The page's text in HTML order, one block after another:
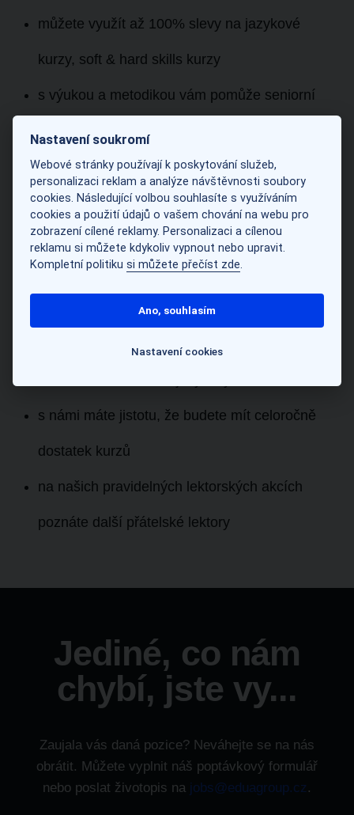
můžete využít až 100% slevy na jazykové
kurzy, soft & hard skills kurzy
s výukou a metodikou vám pomůže seniorní
kolega jako váš mentor
budete se vzdělávat a rozvíjet své lektorské
dovednosti – čekají vásúvodní tréninky
apravidelné workshopyběhem roku
k dispozici máteknihovnu (fyzicky i digitálně)
s více než 3 000 učebnicemi a materiály
v zádech budete mít největší vzdělávačku
s námi máte jistotu, že budete mít celoročně
dostatek kurzů
na našich pravidelných lektorských akcích
poznáte další přátelské lektory
Jediné, co nám
chybí, jste vy...
Zaujala vás daná pozice? Neváhejte se na nás
obrátit. Můžete vyplnit náš poptávkový formulář
nebo poslat životopis na jobs@eduagroup.cz .
Nastavení soukromí
Webové stránky používají k poskytování služeb,
personalizaci reklam a analýze návštěvnosti soubory
cookies. Následující volbou souhlasíte s využíváním
cookies a použití údajů o vašem chování na webu pro
zobrazení cílené reklamy. Personalizaci a cílenou
reklamu si můžete kdykoliv vypnout nebo upravit.
Kompletní politikusi můžete přečíst zde.
Ano, souhlasím
Nastavení cookies